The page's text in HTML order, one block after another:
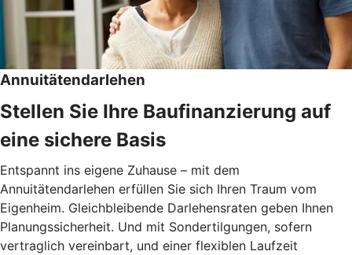
Annuitätendarlehen
Stellen Sie Ihre Baufinanzierung auf
eine sichere Basis
Entspannt ins eigene Zuhause – mit dem
Annuitätendarlehen erfüllen Sie sich Ihren Traum vom
Eigenheim. Gleichbleibende Darlehensraten geben Ihnen
Planungssicherheit. Und mit Sondertilgungen, sofern
vertraglich vereinbart, und einer flexiblen Laufzeit